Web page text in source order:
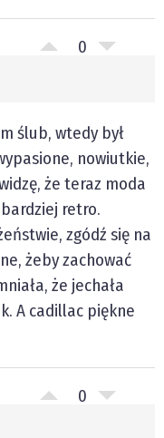
0
ślub, wtedy był
nowiutkie,
że teraz moda
retro.
zgódź się na
żeby zachować
że jechała
A cadillac piękne
0